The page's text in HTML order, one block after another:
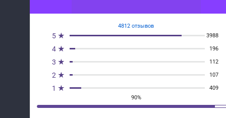
4812 отзывов
5 ★ 3988
4 ★ 196
3 ★ 112
2 ★ 107
1 ★
409
90%